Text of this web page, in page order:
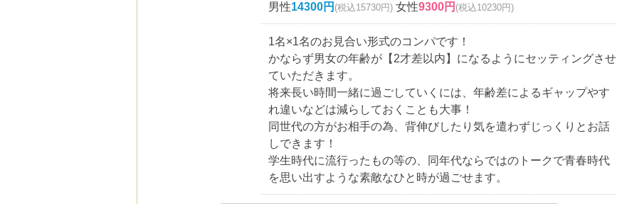
男性14300円 (税込15730円) 女性9300円 (税込10230円)
1名×1名のお見合い形式のコンパです！
かならず男女の年齢が【2才差以内】になるようにセッティングさせ
ていただきます。
将来長い時間一緒に過ごしていくには、年齢差によるギャップやす
れ違いなどは減らしておくことも大事！
同世代の方がお相手の為、背伸びしたり気を遣わずじっくりとお話
しできます！
学生時代に流行ったもの等の、同年代ならではのトークで青春時代
を思い出すような素敵なひと時が過ごせます。